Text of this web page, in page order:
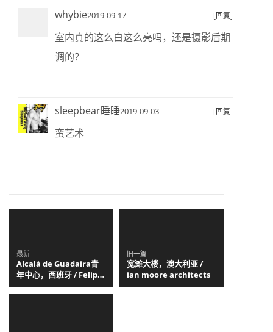
whybie2019-09-17 [回复]
室内真的这么白这么亮吗，还是摄影后期
调的？
sleepbear睡睡2019-09-03 [回复]
蛮艺术
最新
Alcalá de Guadaíra青
年中心，西班牙 / Felipe
Retuerto + Dunar
Arquitectos
旧一篇
宽滩大楼，澳大利亚 /
ian moore architects